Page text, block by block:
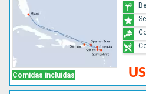
Comidas incluidas